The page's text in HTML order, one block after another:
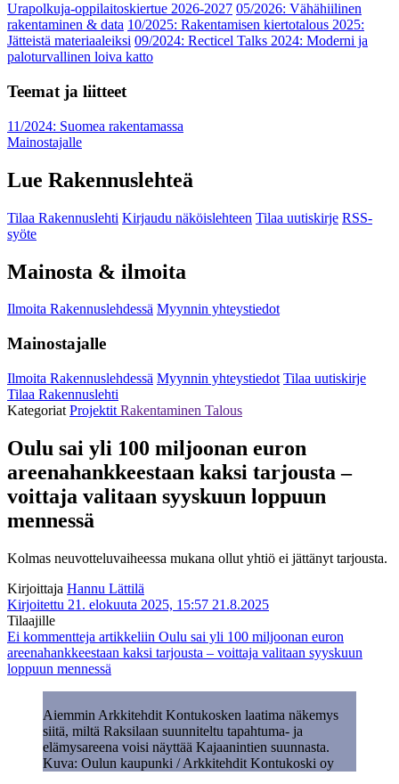
Urapolkuja-oppilaitoskiertue 2026-2027 05/2026: Vähähiilinen
rakentaminen & data 10/2025: Rakentamisen kiertotalous 2025:
Jätteistä materiaaleiksi 09/2024: Recticel Talks 2024: Moderni ja
paloturvallinen loiva katto
Teemat ja liitteet
11/2024: Suomea rakentamassa
Mainostajalle
Lue Rakennuslehteä
Tilaa Rakennuslehti Kirjaudu näköislehteen Tilaa uutiskirje RSS-
syöte
Mainosta & ilmoita
Ilmoita Rakennuslehdessä Myynnin yhteystiedot
Mainostajalle
Ilmoita Rakennuslehdessä Myynnin yhteystiedot Tilaa uutiskirje
Tilaa Rakennuslehti
Kategoriat Projektit Rakentaminen Talous
Oulu sai yli 100 miljoonan euron
areenahankkeestaan kaksi tarjousta –
voittaja valitaan syyskuun loppuun
mennessä
Kolmas neuvotteluvaiheessa mukana ollut yhtiö ei jättänyt tarjousta.
Kirjoittaja Hannu Lättilä
Kirjoitettu 21. elokuuta 2025, 15:57 21.8.2025
Tilaajille
Ei kommentteja artikkeliin Oulu sai yli 100 miljoonan euron
areenahankkeestaan kaksi tarjousta – voittaja valitaan syyskuun
loppuun mennessä
Aiemmin Arkkitehdit Kontukosken laatima näkemys
siitä, miltä Raksilaan suunniteltu tapahtuma- ja
elämysareena voisi näyttää Kajaanintien suunnasta.
Kuva: Oulun kaupunki / Arkkitehdit Kontukoski oy